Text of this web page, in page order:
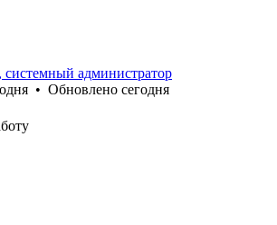
администратор
• Обновлено сегодня